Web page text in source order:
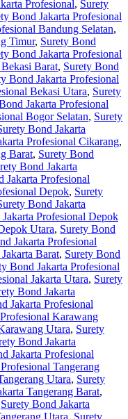
Profesional, Surety
Bond Jakarta Profesional
Bandung Selatan,
Timur, Surety Bond
Bond Jakarta Profesional
Barat, Surety Bond
Bond Jakarta Profesional
Bekasi Utara, Surety
Jakarta Profesional
Bogor Selatan, Surety
Bond Jakarta
Profesional Cikarang,
Barat, Surety Bond
Bond Jakarta
Jakarta Profesional
Depok, Surety
Bond Jakarta
Profesional Depok
Utara, Surety Bond
Jakarta Profesional
Barat, Surety Bond
Bond Jakarta Profesional
Jakarta Utara, Surety
Bond Jakarta
Jakarta Profesional
Karawang
Utara, Surety
Bond Jakarta
Jakarta Profesional
Tangerang
Utara, Surety
Tangerang Barat,
Surety Bond Jakarta
Utara, Surety